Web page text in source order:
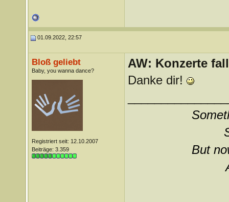
01.09.2022, 22:57
Bloß geliebt
Baby, you wanna dance?
Registriert seit: 12.10.2007
Beiträge: 3.359
AW: Konzerte
Danke dir!
But